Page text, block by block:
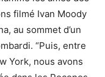
filmé Ivan Moody
au sommet d’un
“Puis, entre
York, nous avons